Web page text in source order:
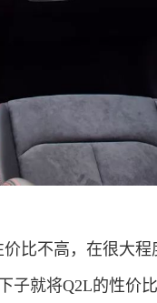
比不高，在很大程
就将Q2L的性价比